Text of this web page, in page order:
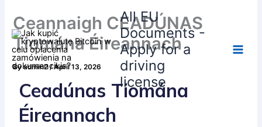
content
All EU
Documents -
Apply for a
driving
license
Ceannaigh CEADÚNAS
Tiomána Éireannach
Byadmin2/April 13, 2026
Ceadúnas Tiomána
Éireannach